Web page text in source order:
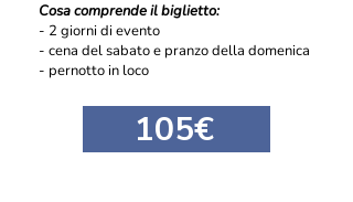
Cosa comprende il biglietto:
- 2 giorni di evento
- cena del sabato e pranzo della domenica
- pernotto in loco
105€